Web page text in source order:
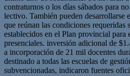
contraturnos o los días sábados para
lectivo. También pueden desarrollarse
que reúnan las condiciones requeridas
establecidos en el Plan provincial para
presenciales. inversión adicional de
a incorporación de 21 mil docentes
destinado a todas las escuelas de
subvencionadas, indicaron fuentes